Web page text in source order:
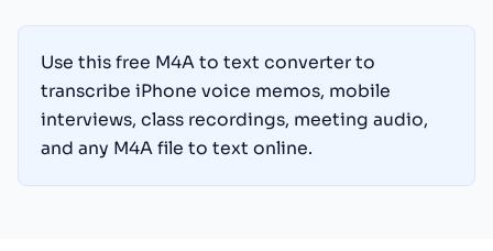
Use this free M4A to text converter to
transcribe iPhone voice memos, mobile
interviews, class recordings, meeting audio,
and any M4A file to text online.